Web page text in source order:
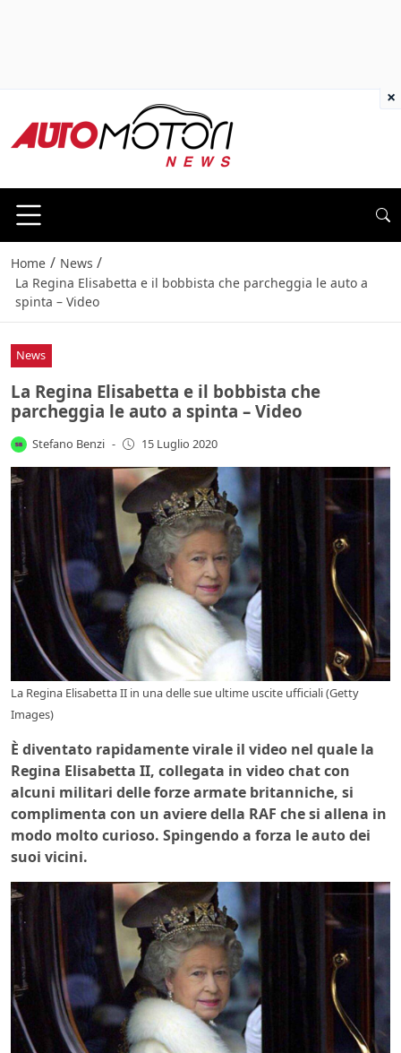
Home / News /
La Regina Elisabetta e il bobbista che parcheggia le auto a
spinta – Video
News
La Regina Elisabetta e il bobbista che
parcheggia le auto a spinta – Video
Stefano Benzi - 15 Luglio 2020
La Regina Elisabetta II in una delle sue ultime uscite ufficiali (Getty
Images)
È diventato rapidamente virale il video nel quale la
Regina Elisabetta II, collegata in video chat con
alcuni militari delle forze armate britanniche, si
complimenta con un aviere della RAF che si allena in
modo molto curioso. Spingendo a forza le auto dei
suoi vicini.
×